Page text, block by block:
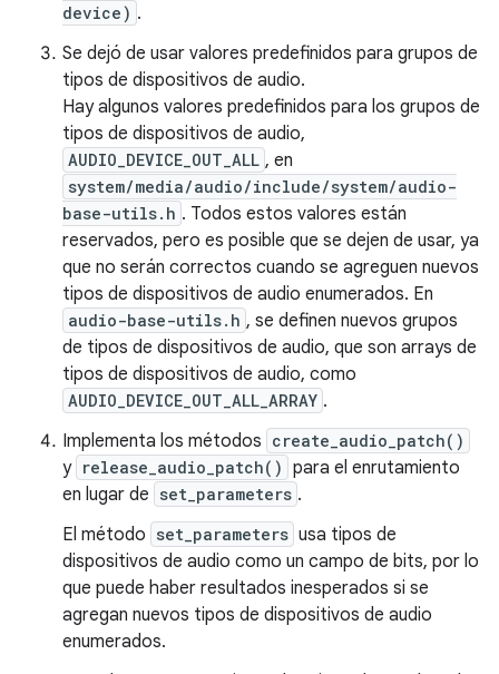
device) .
Se dejó de usar valores predefinidos para grupos de
tipos de dispositivos de audio.
Hay algunos valores predefinidos para los grupos de
tipos de dispositivos de audio,
AUDIO_DEVICE_OUT_ALL , en
system/media/audio/include/system/audio-
base-utils.h . Todos estos valores están
reservados, pero es posible que se dejen de usar, ya
que no serán correctos cuando se agreguen nuevos
tipos de dispositivos de audio enumerados. En
audio-base-utils.h , se definen nuevos grupos
de tipos de dispositivos de audio, que son arrays de
tipos de dispositivos de audio, como
AUDIO_DEVICE_OUT_ALL_ARRAY .
Implementa los métodos create_audio_patch()
y release_audio_patch() para el enrutamiento
en lugar de set_parameters .
El método set_parameters usa tipos de
dispositivos de audio como un campo de bits, por lo
que puede haber resultados inesperados si se
agregan nuevos tipos de dispositivos de audio
enumerados.